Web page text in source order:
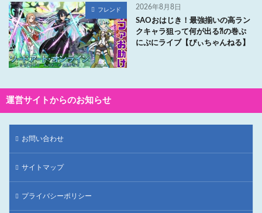
フレンド 2026年8月8日
SAOおはじき！最強揃いの高ラン
クキャラ狙って何が出る⁈の巻ぷ
にぷにライブ【ぴぃちゃんねる】
運営サイトからのお知らせ
お問い合わせ
サイトマップ
プライバシーポリシー